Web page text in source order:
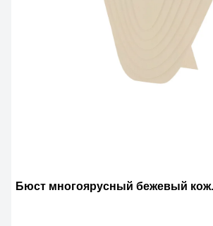
Бюст многоярусный бежевый